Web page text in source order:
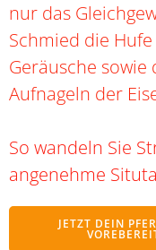
nur das
Schmied die
Geräusche
Aufnageln der
So wandeln Sie
angenehme
JETZT DEIN